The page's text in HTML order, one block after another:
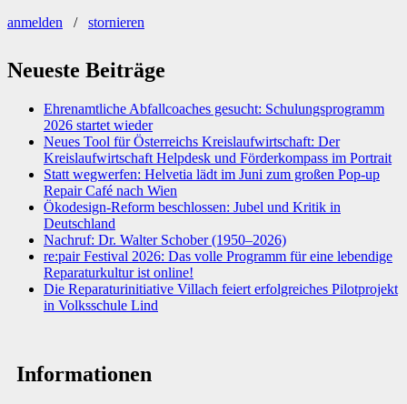
anmelden / stornieren
Neueste Beiträge
Ehrenamtliche Abfallcoaches gesucht: Schulungsprogramm
2026 startet wieder
Neues Tool für Österreichs Kreislaufwirtschaft: Der
Kreislaufwirtschaft Helpdesk und Förderkompass im Portrait
Statt wegwerfen: Helvetia lädt im Juni zum großen Pop-up
Repair Café nach Wien
Ökodesign-Reform beschlossen: Jubel und Kritik in
Deutschland
Nachruf: Dr. Walter Schober (1950–2026)
re:pair Festival 2026: Das volle Programm für eine lebendige
Reparaturkultur ist online!
Die Reparaturinitiative Villach feiert erfolgreiches Pilotprojekt
in Volksschule Lind
Informationen